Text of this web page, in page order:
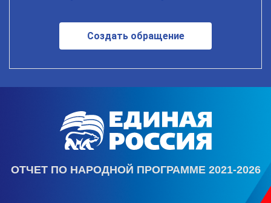
Создать обращение
ОТЧЕТ ПО НАРОДНОЙ ПРОГРАММЕ 2021-2026